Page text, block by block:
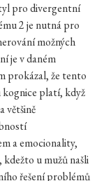
pro divergentní
2 je nutná pro
možných
je v daném
prokázal, že tento
kognice platí, když
většině
a emocionality,
u mužů našli
řešení problémů